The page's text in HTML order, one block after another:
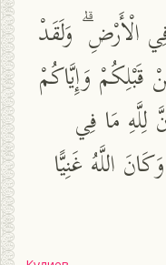
الْأَرْضِ ۗ وَلَقَدْ
قَبْلِكُمْ وَإِيَّاكُمْ
لِلَّهِ مَا فِي
اللَّهُ غَنِيًّا